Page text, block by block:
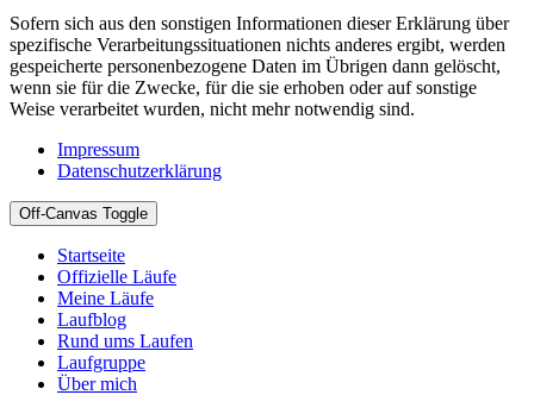
Sofern sich aus den sonstigen Informationen dieser Erklärung über
spezifische Verarbeitungssituationen nichts anderes ergibt, werden
gespeicherte personenbezogene Daten im Übrigen dann gelöscht,
wenn sie für die Zwecke, für die sie erhoben oder auf sonstige
Weise verarbeitet wurden, nicht mehr notwendig sind.
Impressum
Datenschutzerklärung
Off-Canvas Toggle
Startseite
Offizielle Läufe
Meine Läufe
Laufblog
Rund ums Laufen
Laufgruppe
Über mich